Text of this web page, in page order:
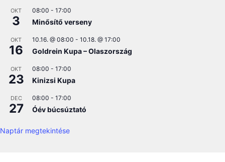
OKT
3
08:00 - 17:00
Minősítő verseny
OKT
16
10.16. @ 08:00 - 10.18. @ 17:00
Goldrein Kupa – Olaszország
OKT
23
08:00 - 17:00
Kinizsi Kupa
DEC
27
08:00 - 17:00
Óév búcsúztató
Naptár megtekintése